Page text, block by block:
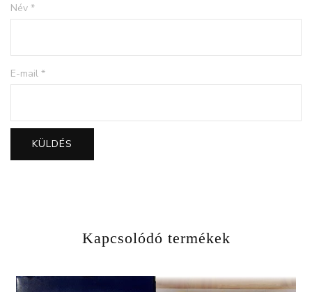
Név *
E-mail *
Kapcsolódó termékek